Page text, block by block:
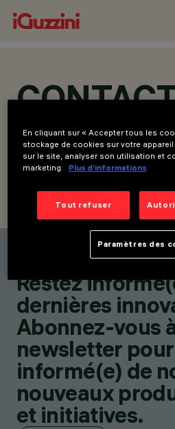
NOS REPRÉSENTANTS
Trouvez un
Restez
dernières
Abonnez-vous
newsletter
informé(e) de
nouveaux
et initiatives.
En cliquant sur « Accepter tous les
stockage de cookies sur votre
sur le site, analyser son utilisation et
marketing.
Plus d’informations
Tout refuser
Paramètres des